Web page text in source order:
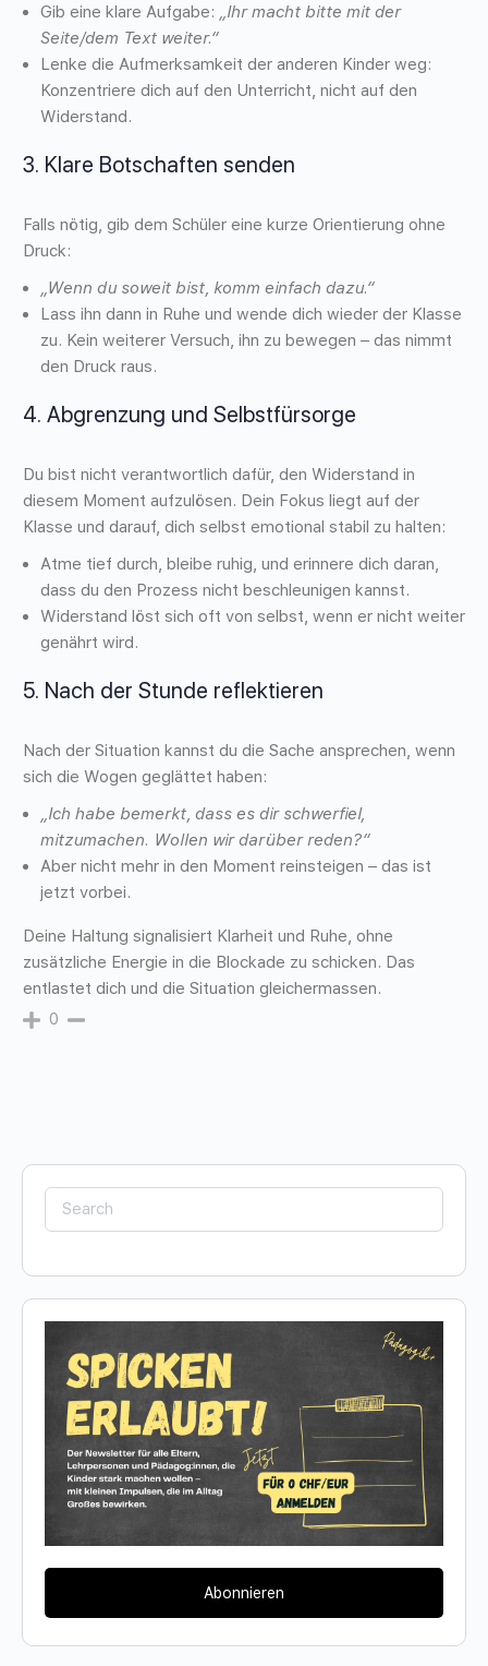
Gib eine klare Aufgabe: „Ihr macht bitte mit der
Seite/dem Text weiter.“
Lenke die Aufmerksamkeit der anderen Kinder weg:
Konzentriere dich auf den Unterricht, nicht auf den
Widerstand.
3. Klare Botschaften senden
Falls nötig, gib dem Schüler eine kurze Orientierung ohne
Druck:
„Wenn du soweit bist, komm einfach dazu.“
Lass ihn dann in Ruhe und wende dich wieder der Klasse
zu. Kein weiterer Versuch, ihn zu bewegen – das nimmt
den Druck raus.
4. Abgrenzung und Selbstfürsorge
Du bist nicht verantwortlich dafür, den Widerstand in
diesem Moment aufzulösen. Dein Fokus liegt auf der
Klasse und darauf, dich selbst emotional stabil zu halten:
Atme tief durch, bleibe ruhig, und erinnere dich daran,
dass du den Prozess nicht beschleunigen kannst.
Widerstand löst sich oft von selbst, wenn er nicht weiter
genährt wird.
5. Nach der Stunde reflektieren
Nach der Situation kannst du die Sache ansprechen, wenn
sich die Wogen geglättet haben:
„Ich habe bemerkt, dass es dir schwerfiel,
mitzumachen. Wollen wir darüber reden?“
Aber nicht mehr in den Moment reinsteigen – das ist
jetzt vorbei.
Deine Haltung signalisiert Klarheit und Ruhe, ohne
zusätzliche Energie in die Blockade zu schicken. Das
entlastet dich und die Situation gleichermassen.
0
Search
for:
Abonnieren